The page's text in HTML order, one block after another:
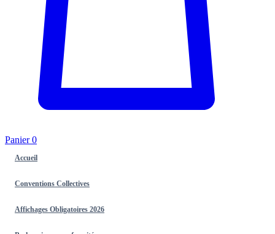
Panier0
Accueil
Conventions Collectives
Affichages Obligatoires 2026